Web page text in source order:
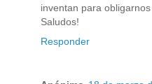
inventan para
Saludos!
Responder